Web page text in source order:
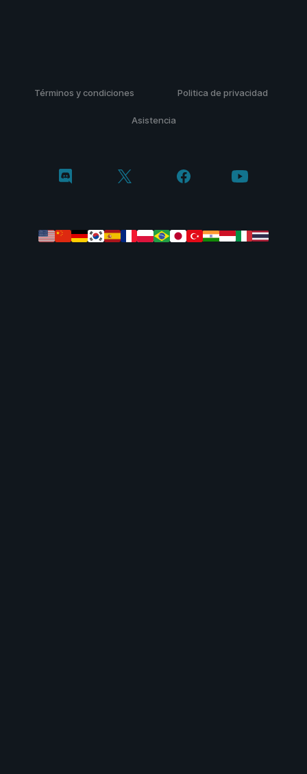
Términos y condiciones Politica de privacidad
Asistencia